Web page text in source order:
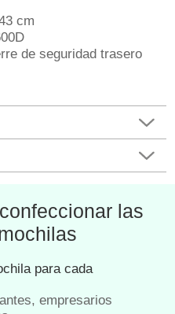
cm
de seguridad trasero
las
para cada
empresarios